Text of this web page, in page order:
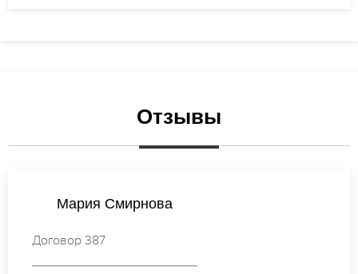
Отзывы
Мария Михайлова
Договор 736